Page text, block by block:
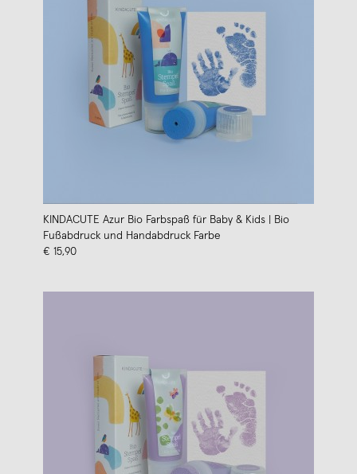
KINDACUTE Azur Bio Farbspaß für Baby & Kids | Bio
Fußabdruck und Handabdruck Farbe
€ 15,90